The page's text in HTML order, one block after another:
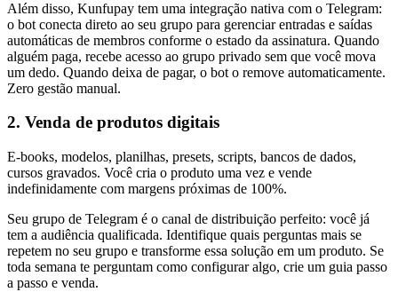
Além disso, Kunfupay tem uma integração nativa com o Telegram:
o bot conecta direto ao seu grupo para gerenciar entradas e saídas
automáticas de membros conforme o estado da assinatura. Quando
alguém paga, recebe acesso ao grupo privado sem que você mova
um dedo. Quando deixa de pagar, o bot o remove automaticamente.
Zero gestão manual.
2. Venda de produtos digitais
E-books, modelos, planilhas, presets, scripts, bancos de dados,
cursos gravados. Você cria o produto uma vez e vende
indefinidamente com margens próximas de 100%.
Seu grupo de Telegram é o canal de distribuição perfeito: você já
tem a audiência qualificada. Identifique quais perguntas mais se
repetem no seu grupo e transforme essa solução em um produto. Se
toda semana te perguntam como configurar algo, crie um guia passo
a passo e venda.